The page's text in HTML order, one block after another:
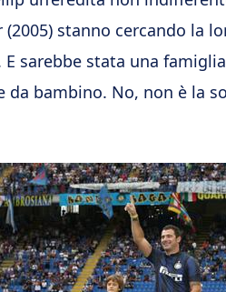
(2005) stanno cercando la
E sarebbe stata una
da bambino. No, non è la